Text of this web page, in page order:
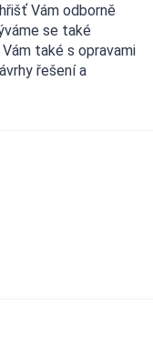
Vám odborně
se také
také s opravami
řešení a